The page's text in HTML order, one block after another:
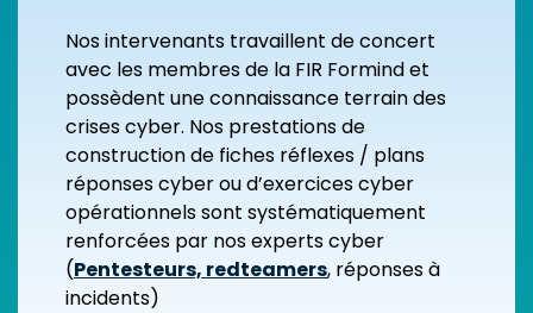
Nos intervenants travaillent de concert
avec les membres de la FIR Formind et
possèdent une connaissance terrain des
crises cyber. Nos prestations de
construction de fiches réflexes / plans
réponses cyber ou d’exercices cyber
opérationnels sont systématiquement
renforcées par nos experts cyber
(Pentesteurs, redteamers, réponses à
incidents)